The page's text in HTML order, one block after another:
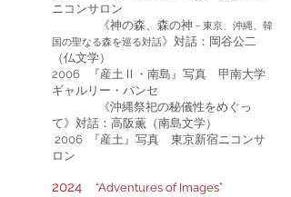
ニコンサロン
《神の森、森の神 －東京、沖縄、韓
国の聖なる森を巡る対話》対話：岡谷公二
（仏文学）
2006 『産土Ⅱ・南島』写真 甲南大学
ギャルリー・パンセ
《沖縄祭祀の秘儀性をめぐっ
て》対話：高阪薫（南島文学）
2006 『産土』写真 東京新宿ニコンサ
ロン
2024 “Adventures of Images”